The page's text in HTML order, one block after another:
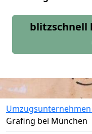
blitzschnell
Grafing bei München